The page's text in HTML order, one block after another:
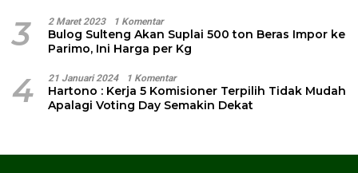
3 2 Maret 2023 1 Komentar
Bulog Sulteng Akan Suplai 500 ton Beras Impor ke
Parimo, Ini Harga per Kg
4 21 Januari 2024 1 Komentar
Hartono : Kerja 5 Komisioner Terpilih Tidak Mudah
Apalagi Voting Day Semakin Dekat